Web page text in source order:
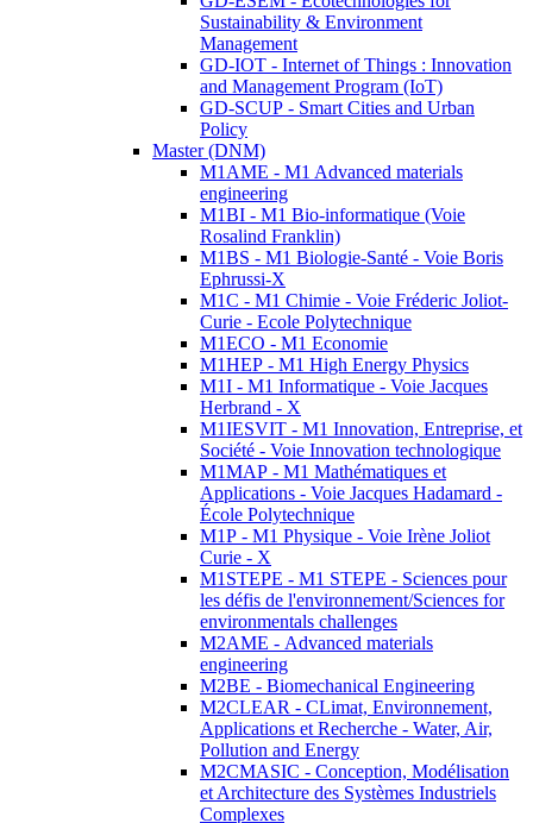
Sustainability & Environment
Management
GD-IOT - Internet of Things : Innovation
and Management Program (IoT)
GD-SCUP - Smart Cities and Urban
Policy
Master (DNM)
M1AME - M1 Advanced materials
engineering
M1BI - M1 Bio-informatique (Voie
Rosalind Franklin)
M1BS - M1 Biologie-Santé - Voie Boris
Ephrussi-X
M1C - M1 Chimie - Voie Fréderic Joliot-
Curie - Ecole Polytechnique
M1ECO - M1 Economie
M1HEP - M1 High Energy Physics
M1I - M1 Informatique - Voie Jacques
Herbrand - X
M1IESVIT - M1 Innovation, Entreprise, et
Société - Voie Innovation technologique
M1MAP - M1 Mathématiques et
Applications - Voie Jacques Hadamard -
École Polytechnique
M1P - M1 Physique - Voie Irène Joliot
Curie - X
M1STEPE - M1 STEPE - Sciences pour
les défis de l'environnement/Sciences for
environmentals challenges
M2AME - Advanced materials
engineering
M2BE - Biomechanical Engineering
M2CLEAR - CLimat, Environnement,
Applications et Recherche - Water, Air,
Pollution and Energy
M2CMASIC - Conception, Modélisation
et Architecture des Systèmes Industriels
Complexes